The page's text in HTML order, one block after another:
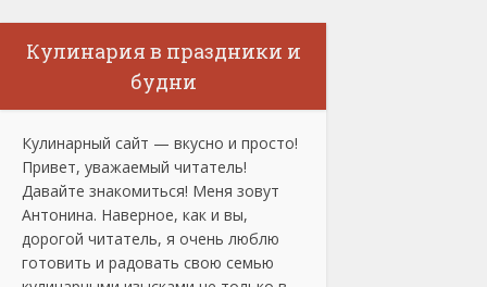
Кулинария в праздники и
будни
Кулинарный сайт — вкусно и просто!
Привет, уважаемый читатель!
Давайте знакомиться! Меня зовут
Антонина. Наверное, как и вы,
дорогой читатель, я очень люблю
готовить и радовать свою семью